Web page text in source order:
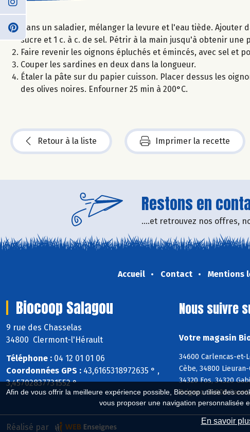
Afin de vous offrir la meilleure expérience possible, Biocoop utilise des
vous proposer une navigation personnalisée
En savoir
Dans un saladier, mélanger la levure et l'eau tiède.
sucre et 1 c. à c. de sel. Pétrir à la main jusqu'à obtenir
Faire revenir les oignons épluchés et émincés, avec sel et
Couper les sardines en deux dans la longueur.
Étaler la pâte sur du papier cuisson. Placer dessus les
des olives noires. Enfourner 25 min à 200°C.
Retour à la liste Imprimer la recette
Restons en
....et retrouvez nos offres,
Accueil Contact Mentions
Biocoop Salagou
9 rue des Chasselas
34800 Clermont-l'Hérault
Téléphone : 04 12 01 01 06
Coordonnées GPS : 43,6165318972635 ° ,
3,45702837731552 °
Nous suivre
Votre magasin
34600 Carlencas-et-
Cèbe, 34800
34320 Fos, 34320
Brignac, 34800
Réalisé par